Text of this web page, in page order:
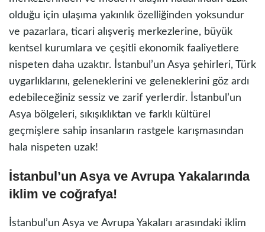
olduğu için ulaşıma yakınlık özelliğinden yoksundur
ve pazarlara, ticari alışveriş merkezlerine, büyük
kentsel kurumlara ve çeşitli ekonomik faaliyetlere
nispeten daha uzaktır. İstanbul’un Asya şehirleri, Türk
uygarlıklarını, geleneklerini ve geleneklerini göz ardı
edebileceğiniz sessiz ve zarif yerlerdir. İstanbul’un
Asya bölgeleri, sıkışıklıktan ve farklı kültürel
geçmişlere sahip insanların rastgele karışmasından
hala nispeten uzak!
İstanbul’un Asya ve Avrupa Yakalarında
iklim ve coğrafya!
İstanbul’un Asya ve Avrupa Yakaları arasındaki iklim